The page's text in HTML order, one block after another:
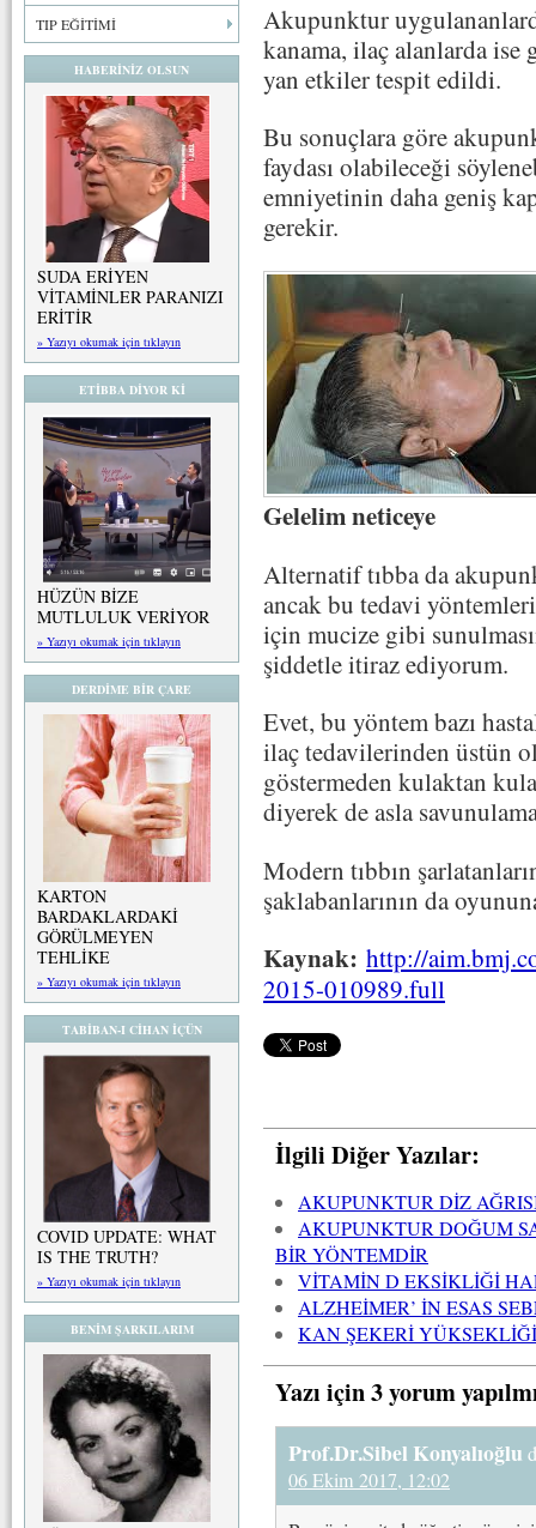
TIP EĞİTİMİ
HABERİNİZ OLSUN
SUDA ERİYEN
VİTAMİNLER PARANIZI
ERİTİR
» Yazıyı okumak için tıklayın
ETİBBA DİYOR Kİ
HÜZÜN BİZE
MUTLULUK VERİYOR
» Yazıyı okumak için tıklayın
DERDİME BİR ÇARE
KARTON
BARDAKLARDAKİ
GÖRÜLMEYEN
TEHLİKE
» Yazıyı okumak için tıklayın
TABİBAN-I CİHAN İÇÜN
COVID UPDATE: WHAT
IS THE TRUTH?
» Yazıyı okumak için tıklayın
BENİM ŞARKILARIM
Akupunktur
kanama, ilaç alanlarda
yan etkiler tespit edildi.
Bu sonuçlara göre
faydası olabileceği
emniyetinin daha geniş
gerekir.
Gelelim neticeye
Alternatif tıbba da
ancak bu tedavi
için mucize gibi
şiddetle itiraz ediyorum.
Evet, bu yöntem bazı
ilaç tedavilerinden üstün
göstermeden kulaktan
diyerek de asla
Modern tıbbın
şaklabanlarının da
Kaynak: http://
2015-010989.full
İlgili Diğer Yazılar:
AKUPUNKTUR DİZ
AKUPUNKTUR DOĞUM
BİR YÖNTEMDİR
VİTAMİN D EKSİKLİĞİ
ALZHEİMER’ İN ESAS
KAN ŞEKERİ
Yazı için 3 yorum
Prof.Dr.Sibel Konyalıoğlu
06 Ekim 2017, 12:02